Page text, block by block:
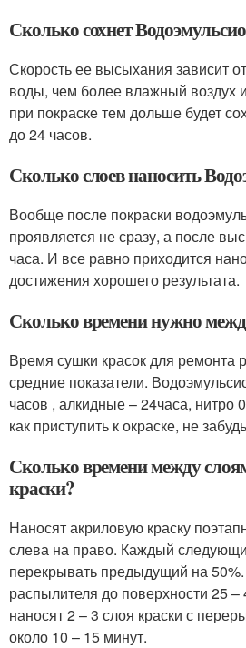
Сколько сохнет
Скорость ее высыхания зависит
воды, чем более влажный воздух
при покраске тем дольше будет
до 24 часов.
Сколько слоев наносить
Вообще после покраски
проявляется не сразу, а после
часа. И все равно приходится
достижения хорошего результата.
Сколько времени нужно
Время сушки красок для ремонта
средние показатели.
часов , алкидные – 24часа, нитро
как приступить к окраске, не
Сколько времени между
краски?
Наносят акриловую краску
слева на право. Каждый
перекрывать предыдущий на
распылителя до поверхности 25
наносят 2 – 3 слоя краски с
около 10 – 15 минут.